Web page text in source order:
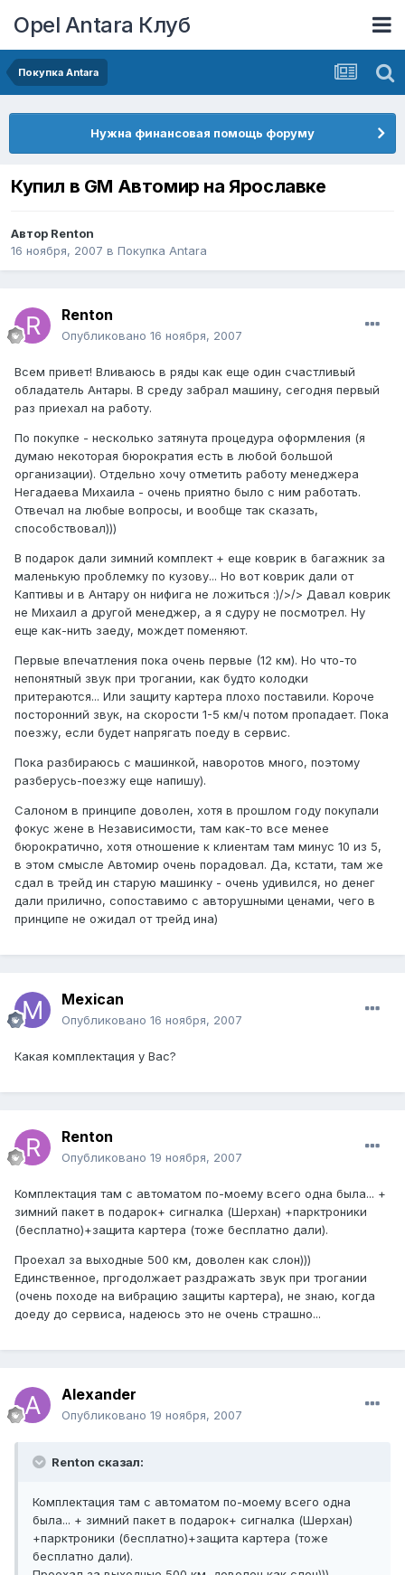
Opel Antara Клуб
Покупка Antara
Нужна финансовая помощь форуму
Купил в GM Автомир на Ярославке
Автор Renton
16 ноября, 2007 в Покупка Antara
Renton
Опубликовано 16 ноября, 2007
Всем привет! Вливаюсь в ряды как еще один счастливый
обладатель Антары. В среду забрал машину, сегодня первый
раз приехал на работу.
По покупке - несколько затянута процедура оформления (я
думаю некоторая бюрократия есть в любой большой
организации). Отдельно хочу отметить работу менеджера
Негадаева Михаила - очень приятно было с ним работать.
Отвечал на любые вопросы, и вообще так сказать,
способствовал)))
В подарок дали зимний комплект + еще коврик в багажник за
маленькую проблемку по кузову... Но вот коврик дали от
Каптивы и в Антару он нифига не ложиться :)/>/> Давал коврик
не Михаил а другой менеджер, а я сдуру не посмотрел. Ну
еще как-нить заеду, мождет поменяют.
Первые впечатления пока очень первые (12 км). Но что-то
непонятный звук при трогании, как будто колодки
притераются... Или защиту картера плохо поставили. Короче
посторонний звук, на скорости 1-5 км/ч потом пропадает. Пока
поезжу, если будет напрягать поеду в сервис.
Пока разбираюсь с машинкой, наворотов много, поэтому
разберусь-поезжу еще напишу).
Салоном в принципе доволен, хотя в прошлом году покупали
фокус жене в Независимости, там как-то все менее
бюрократично, хотя отношение к клиентам там минус 10 из 5,
в этом смысле Автомир очень порадовал. Да, кстати, там же
сдал в трейд ин старую машинку - очень удивился, но денег
дали прилично, сопоставимо с авторушными ценами, чего в
принципе не ожидал от трейд ина)
Mexican
Опубликовано 16 ноября, 2007
Какая комплектация у Вас?
Renton
Опубликовано 19 ноября, 2007
Комплектация там с автоматом по-моему всего одна была... +
зимний пакет в подарок+ сигналка (Шерхан) +парктроники
(бесплатно)+защита картера (тоже бесплатно дали).
Проехал за выходные 500 км, доволен как слон)))
Единственное, пргодолжает раздражать звук при трогании
(очень походе на вибрацию защиты картера), не знаю, когда
доеду до сервиса, надеюсь это не очень страшно...
Alexander
Опубликовано 19 ноября, 2007
Renton сказал:
Комплектация там с автоматом по-моему всего одна
была... + зимний пакет в подарок+ сигналка (Шерхан)
+парктроники (бесплатно)+защита картера (тоже
бесплатно дали).